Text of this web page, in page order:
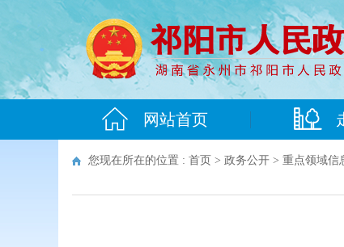
网站首页
您现在所在的位置 : 首页 > 政务公开 > 重点领域信